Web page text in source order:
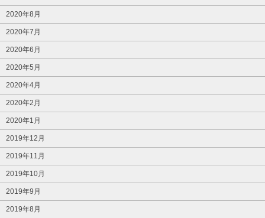
2020年8月
2020年7月
2020年6月
2020年5月
2020年4月
2020年2月
2020年1月
2019年12月
2019年11月
2019年10月
2019年9月
2019年8月